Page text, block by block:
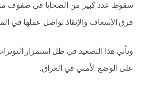
سقوط عدد كبير من الضحايا في صفوف
فرق الإسعاف والإنقاذ تواصل عملها في
ويأتي هذا التصعيد في ظل استمرار التوترات
على الوضع الأمني في العراق.